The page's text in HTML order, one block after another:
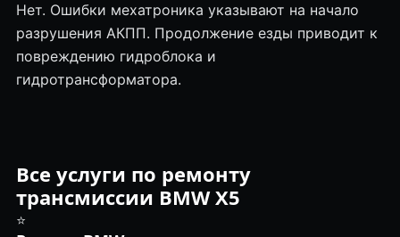
Нет. Ошибки мехатроника указывают на начало
разрушения АКПП. Продолжение езды приводит к
повреждению гидроблока и
гидротрансформатора.
Все услуги по ремонту
трансмиссии BMW X5
⭐